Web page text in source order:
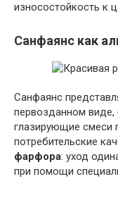
износостойкость к
Санфаянс как
Санфаянс
первозданном виде,
глазирующие смеси
потребительские
фарфора: уход
при помощи